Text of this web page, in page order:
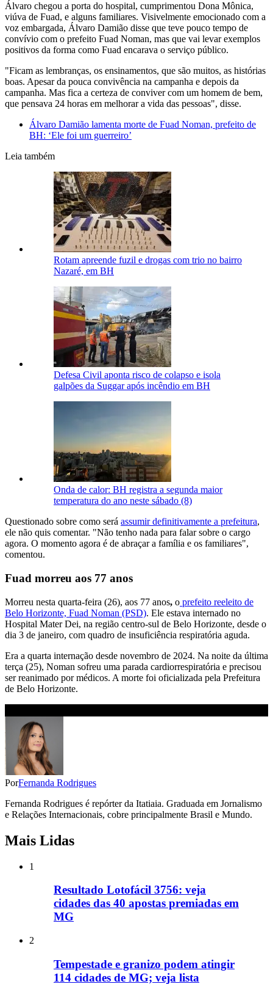
Álvaro chegou a porta do hospital, cumprimentou Dona Mônica,
viúva de Fuad, e alguns familiares. Visivelmente emocionado com a
voz embargada, Álvaro Damião disse que teve pouco tempo de
convívio com o prefeito Fuad Noman, mas que vai levar exemplos
positivos da forma como Fuad encarava o serviço público.
"Ficam as lembranças, os ensinamentos, que são muitos, as histórias
boas. Apesar da pouca convivência na campanha e depois da
campanha. Mas fica a certeza de conviver com um homem de bem,
que pensava 24 horas em melhorar a vida das pessoas", disse.
Álvaro Damião lamenta morte de Fuad Noman, prefeito de
BH: ‘Ele foi um guerreiro’
Leia também
Rotam apreende fuzil e drogas com trio no bairro
Nazaré, em BH
Defesa Civil aponta risco de colapso e isola
galpões da Suggar após incêndio em BH
Onda de calor: BH registra a segunda maior
temperatura do ano neste sábado (8)
Questionado sobre como será assumir definitivamente a prefeitura,
ele não quis comentar. "Não tenho nada para falar sobre o cargo
agora. O momento agora é de abraçar a família e os familiares",
comentou.
Fuad morreu aos 77 anos
Morreu nesta quarta-feira (26), aos 77 anos, o prefeito reeleito de
Belo Horizonte, Fuad Noman (PSD). Ele estava internado no
Hospital Mater Dei, na região centro-sul de Belo Horizonte, desde o
dia 3 de janeiro, com quadro de insuficiência respiratória aguda.
Era a quarta internação desde novembro de 2024. Na noite da última
terça (25), Noman sofreu uma parada cardiorrespiratória e precisou
ser reanimado por médicos. A morte foi oficializada pela Prefeitura
de Belo Horizonte.
PorFernanda Rodrigues
Fernanda Rodrigues é repórter da Itatiaia. Graduada em Jornalismo
e Relações Internacionais, cobre principalmente Brasil e Mundo.
Mais Lidas
1
Resultado Lotofácil 3756: veja
cidades das 40 apostas premiadas em
MG
2
Tempestade e granizo podem atingir
114 cidades de MG; veja lista